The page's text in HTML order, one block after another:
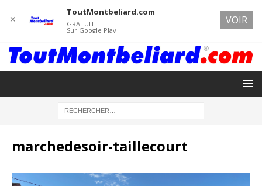
marchedesoir-taillecourt
✕
ToutMontbeliard.com
GRATUIT
Sur Google Play
VOIR